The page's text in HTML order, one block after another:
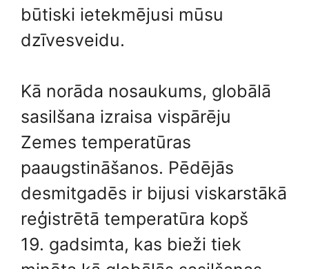
būtiski ietekmējusi mūsu
dzīvesveidu.
Kā norāda nosaukums, globālā
sasilšana izraisa vispārēju
Zemes temperatūras
paaugstināšanos. Pēdējās
desmitgadēs ir bijusi viskarstākā
reģistrētā temperatūra kopš
19. gadsimta, kas bieži tiek